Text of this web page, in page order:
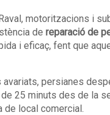
motoritzacions i
dereparació de
i eficaç, fent que
persianes
25 minuts des de la
de local comercial.